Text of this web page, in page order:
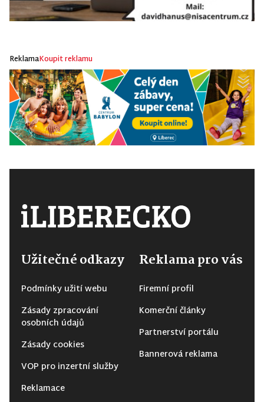
ReklamaKoupit reklamu
Užitečné odkazy
Podmínky užití webu
Zásady zpracování
osobních údajů
Zásady cookies
VOP pro inzertní služby
Reklamace
Reklama pro vás
Firemní profil
Komerční články
Partnerství portálu
Bannerová reklama